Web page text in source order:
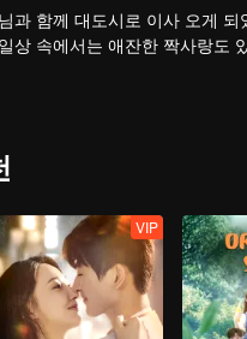
과 함께 대도시로 이사 오게
상 속에서는 애잔한 짝사랑도
교 시절에 상상했던 것과는 완
않았다는 것이다.
VIP